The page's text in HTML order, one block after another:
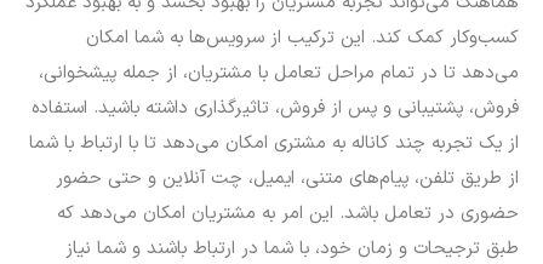
کسب‌وکار کمک کند. این ترکیب از سرویس‌ها به شما امکان
می‌دهد تا در تمام مراحل تعامل با مشتریان، از جمله پیشخوانی،
فروش، پشتیبانی و پس از فروش، تاثیرگذاری داشته باشید. استفاده
از یک تجربه چند کاناله به مشتری امکان می‌دهد تا با ارتباط با شما
از طریق تلفن، پیام‌های متنی، ایمیل، چت آنلاین و حتی حضور
حضوری در تعامل باشد. این امر به مشتریان امکان می‌دهد که
طبق ترجیحات و زمان خود، با شما در ارتباط باشند و شما نیاز